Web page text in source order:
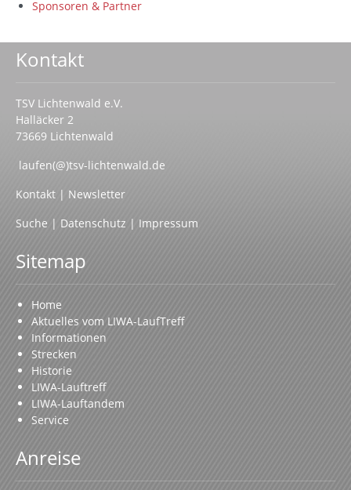
Sponsoren & Partner
Kontakt
TSV Lichtenwald e.V.
Halläcker 2
73669 Lichtenwald
laufen(@)tsv-lichtenwald.de
Kontakt | Newsletter
Suche | Datenschutz | Impressum
Sitemap
Home
Aktuelles vom LIWA-LaufTreff
Informationen
Strecken
Historie
LIWA-Lauftreff
LIWA-Lauftandem
Service
Anreise